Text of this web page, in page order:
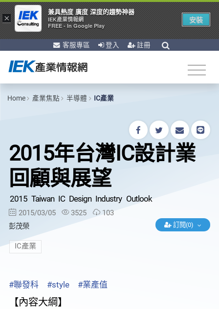
客服專區 登入 註冊
Home 產業焦點 半導體 IC產業
2015年台灣IC設計業
回顧與展望
2015 Taiwan IC Design Industry Outlook
2015/03/05 3525 103
彭茂榮 訂閱(0)
IC產業
#聯發科 #style #業產值
【內容大綱】
×
兼具熱度 廣度 深度的趨勢神器
IEK產業情報網
FREE - In Google Play
安裝